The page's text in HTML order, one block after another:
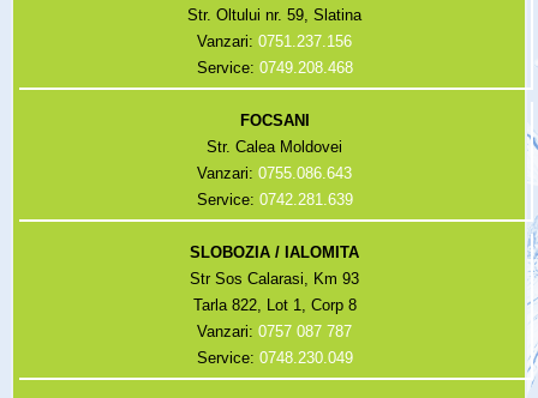
Str. Oltului nr. 59, Slatina
Vanzari:0751.237.156
Service: 0749.208.468
FOCSANI
Str. Calea Moldovei
Vanzari:0755.086.643
Service: 0742.281.639
SLOBOZIA / IALOMITA
Str Sos Calarasi, Km 93
Tarla 822, Lot 1, Corp 8
Vanzari:0757 087 787
Service: 0748.230.049